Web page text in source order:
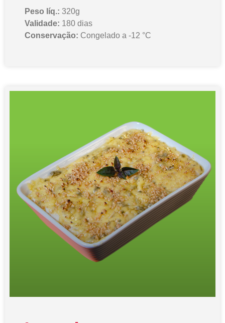
Peso líq.: 320g
Validade: 180 dias
Conservação: Congelado a -12 °C